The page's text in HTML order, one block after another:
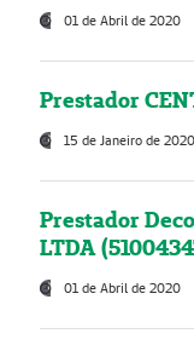
01 de Abril de 2020
Prestador
15 de Janeiro de 2020
Prestador
LTDA
01 de Abril de 2020